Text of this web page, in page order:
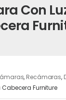
Con
, Recámaras,
Furniture